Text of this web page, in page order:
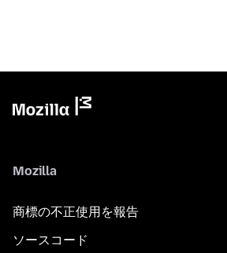
Mozilla
商標の不正使用を報告
ソースコード